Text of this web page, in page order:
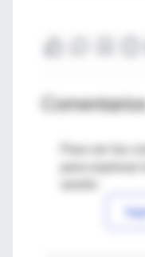
Para ver los